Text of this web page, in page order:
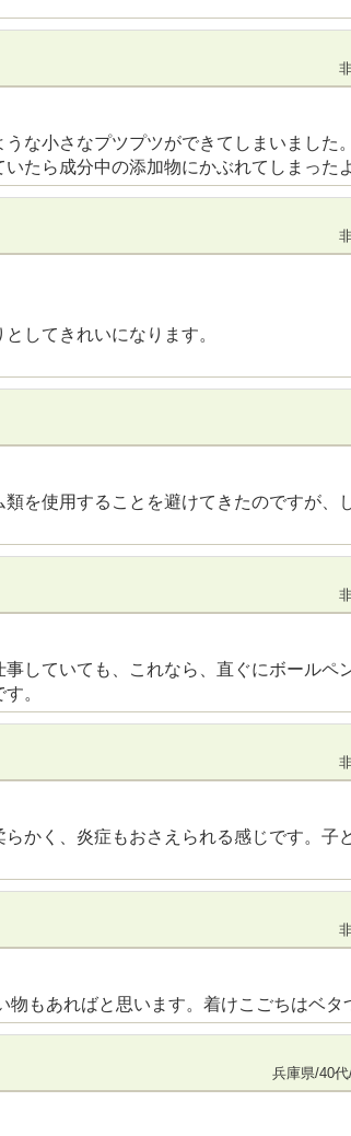
な小さなプツプツができてしまいました
たら成分中の添加物にかぶれてしまった
してきれいになります。
を使用することを避けてきたのですが、
していても、これなら、直ぐにボールペ
。
かく、炎症もおさえられる感じです。子
もあればと思います。着けこごちはベタ
兵庫県/40